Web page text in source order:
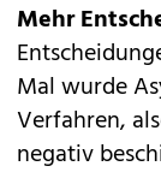
Mehr
Mal wurde
Verfahren,
negativ